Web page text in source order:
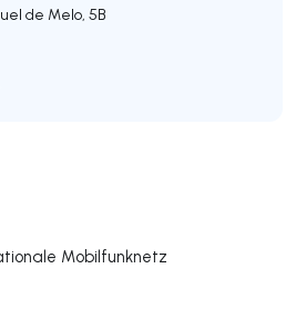
Mobilfunknetz
de Melo, 5B